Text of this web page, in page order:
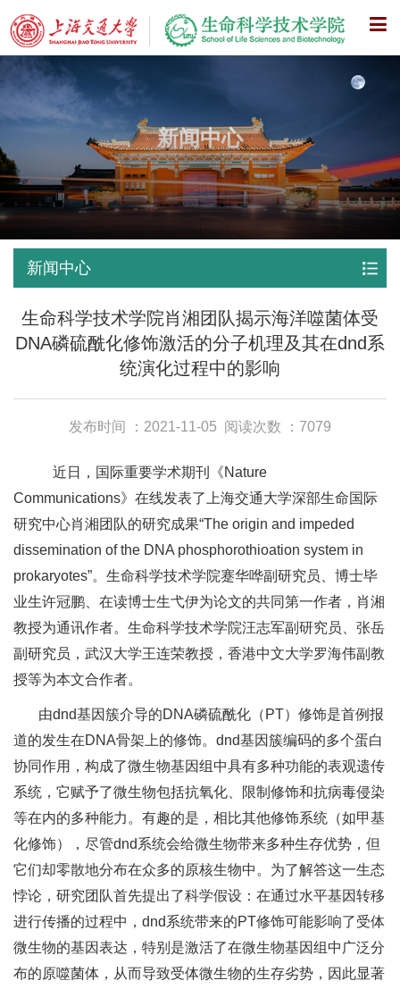
X
新闻中心
新闻中心
生命科学技术学院肖湘团队揭示海洋噬菌体受
DNA磷硫酰化修饰激活的分子机理及其在dnd系
统演化过程中的影响
发布时间 ：2021-11-05 阅读次数 ：7079
近日，国际重要学术期刊《Nature
Communications》在线发表了上海交通大学深部生命国际
研究中心肖湘团队的研究成果“The origin and impeded
dissemination of the DNA phosphorothioation system in
prokaryotes”。生命科学技术学院蹇华哗副研究员、博士毕
业生许冠鹏、在读博士生弋伊为论文的共同第一作者，肖湘
教授为通讯作者。生命科学技术学院汪志军副研究员、张岳
副研究员，武汉大学王连荣教授，香港中文大学罗海伟副教
授等为本文合作者。
由dnd基因簇介导的DNA磷硫酰化（PT）修饰是首例报
道的发生在DNA骨架上的修饰。dnd基因簇编码的多个蛋白
协同作用，构成了微生物基因组中具有多种功能的表观遗传
系统，它赋予了微生物包括抗氧化、限制修饰和抗病毒侵染
等在内的多种能力。有趣的是，相比其他修饰系统（如甲基
化修饰），尽管dnd系统会给微生物带来多种生存优势，但
它们却零散地分布在众多的原核生物中。为了解答这一生态
悖论，研究团队首先提出了科学假设：在通过水平基因转移
进行传播的过程中，dnd系统带来的PT修饰可能影响了受体
微生物的基因表达，特别是激活了在微生物基因组中广泛分
布的原噬菌体，从而导致受体微生物的生存劣势，因此显著